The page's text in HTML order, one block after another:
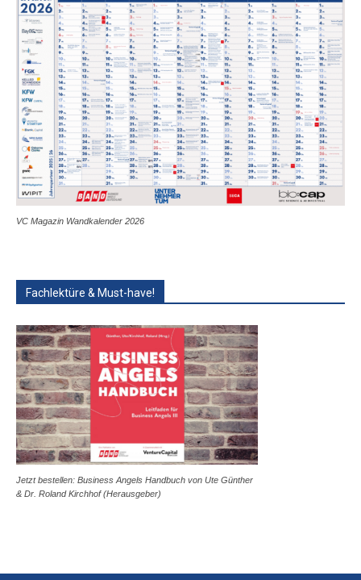
VC Magazin Wandkalender 2026
Fachlektüre & Must-have!
Jetzt bestellen: Business Angels Handbuch von Ute Günther
& Dr. Roland Kirchhof (Herausgeber)